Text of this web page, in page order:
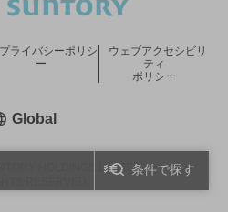
条件で探す
HOLDINGS LIMITED.
プライバシーポリシ
ー
ウェブアクセシビリ
ティ
ポリシー
Global新しいウィンドウで開く